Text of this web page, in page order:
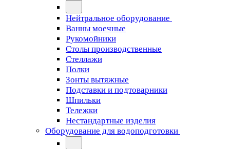
Нейтральное оборудование
Ванны моечные
Рукомойники
Столы производственные
Стеллажи
Полки
Зонты вытяжные
Подставки и подтоварники
Шпильки
Тележки
Нестандартные изделия
Оборудование для водоподготовки